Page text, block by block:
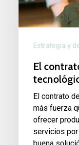
tecnológica.
Estrategia y
El
El contrato
más fuerza
ofrecer
servicios